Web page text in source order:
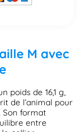
M avec
poids de 16,1 g,
de l’animal pour
format
entre